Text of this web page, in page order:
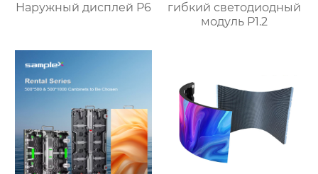
Наружный дисплей P6
гибкий светодиодный
модуль P1.2